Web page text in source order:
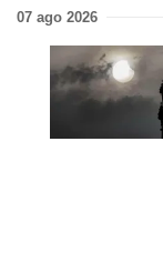
07 ago 2026